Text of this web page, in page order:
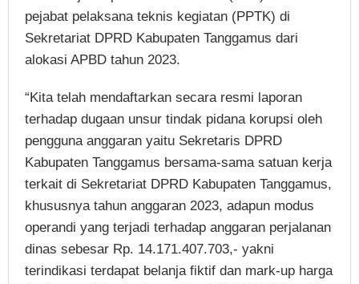
pejabat pelaksana teknis kegiatan (PPTK) di
Sekretariat DPRD Kabupaten Tanggamus dari
alokasi APBD tahun 2023.
“Kita telah mendaftarkan secara resmi laporan
terhadap dugaan unsur tindak pidana korupsi oleh
pengguna anggaran yaitu Sekretaris DPRD
Kabupaten Tanggamus bersama-sama satuan kerja
terkait di Sekretariat DPRD Kabupaten Tanggamus,
khususnya tahun anggaran 2023, adapun modus
operandi yang terjadi terhadap anggaran perjalanan
dinas sebesar Rp. 14.171.407.703,- yakni
terindikasi terdapat belanja fiktif dan mark-up harga